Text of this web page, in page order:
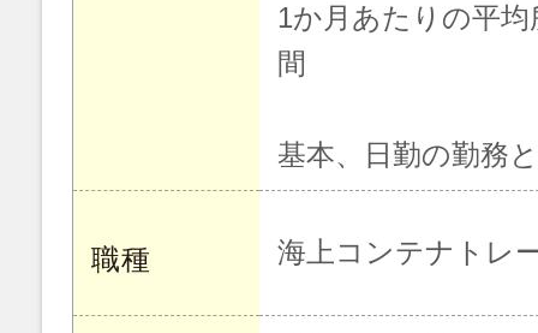
1か月あたりの平
間
基本、日勤の勤務
職種 海上コンテナトレ